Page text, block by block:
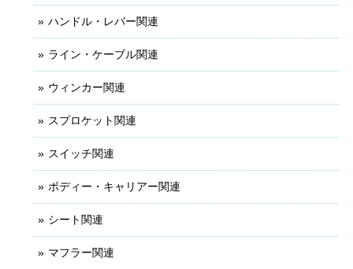
ハンドル・レバー関連
ライン・ケーブル関連
ウィンカー関連
スプロケット関連
スイッチ関連
ボディー・キャリアー関連
シート関連
マフラー関連